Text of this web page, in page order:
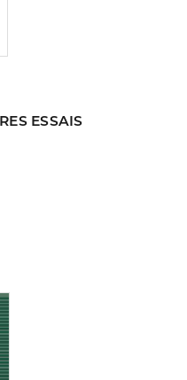
ESSAIS